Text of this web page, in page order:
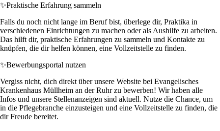
✨Praktische Erfahrung sammeln
Falls du noch nicht lange im Beruf bist, überlege dir, Praktika in
verschiedenen Einrichtungen zu machen oder als Aushilfe zu arbeiten.
Das hilft dir, praktische Erfahrungen zu sammeln und Kontakte zu
knüpfen, die dir helfen können, eine Vollzeitstelle zu finden.
✨Bewerbungsportal nutzen
Vergiss nicht, dich direkt über unsere Website bei Evangelisches
Krankenhaus Müllheim an der Ruhr zu bewerben! Wir haben alle
Infos und unsere Stellenanzeigen sind aktuell. Nutze die Chance, um
in die Pflegebranche einzusteigen und eine Vollzeitstelle zu finden, die
dir Freude bereitet.